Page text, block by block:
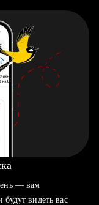
— вам
будут видеть вас